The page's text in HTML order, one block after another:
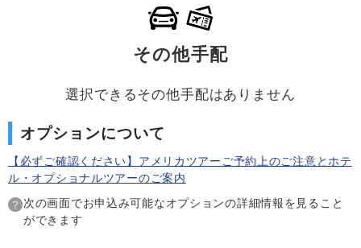
その他手配
選択できるその他手配はありません
オプションについて
【必ずご確認ください】アメリカツアーご予約上のご注意とホテ
ル・オプショナルツアーのご案内
次の画面でお申込み可能なオプションの詳細情報を見ること
ができます